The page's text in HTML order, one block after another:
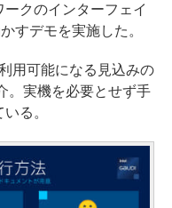
クのインターフェイ
すデモを実施した。
用可能になる見込みの
。実機を必要とせず手
る。